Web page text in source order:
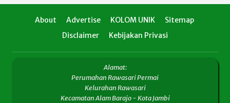
About Advertise KOLOM UNIK
Sitemap
Disclaimer
Kebijakan Privasi
Alamat:
Perumahan Rawasari Permai
Kelurahan Rawasari
Kecamatan Alam Barajo - Kota Jambi